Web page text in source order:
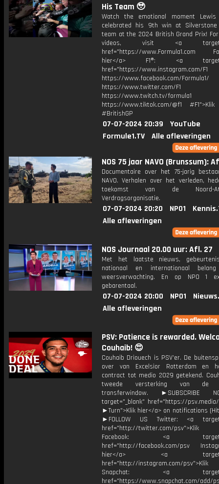
His Team 🥹
Watch the emotional moment Lewis
celebrated his 9th win at
team at the 2024 British Grand Prix! For
videos, visit <a
href="https://www.Formula1.com
hier</a> F1®: <a
href="https://www.instagram.com/F1
https://www.facebook.com/Formula1/
https://www.twitter.com/F1
https://www.twitch.tv/formula1
https://www.tiktok.com/@f1
#BritishGP
07-07-2024 20:39
YouTube
Formule1.TV
Alle afleveringen
NOS 75 jaar NAVO (Brunssum):
Documentaire over het 75-jarig
NAVO. Verhalen over het verleden,
toekomst van de Noord-
Verdragsorganisatie.
07-07-2024 20:20 NPO1
Alle afleveringen
NOS Journaal 20.00 uur: Afl. 27
Met het laatste nieuws,
nationaal en internationaal
weersverwachting. En op NPO 1
gebarentaal.
07-07-2024 20:00 NPO1
Alle afleveringen
PSV: Patience is rewarded.
Couhaib! 😍
Couhaib Driouech is PSV’er. De
over van Excelsior Rotterdam en
contract tot medio 2029 getekend.
tweede versterking van de
transferwindow. ►SUBSCRIBE
target="_blank" href="https://psv.media/
►Turn">Klik hier</a> on notifications
►FOLLOW US Twitter: <a
href="http://twitter.com/psv">Klik
Facebook: <a
href="http://facebook.com/psv
hier</a> <a
href="http://instagram.com/
Snapchat: <a
href="https://www.snapchat.com/add/